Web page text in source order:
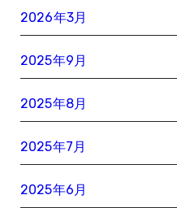
2026年3月
2025年9月
2025年8月
2025年7月
2025年6月